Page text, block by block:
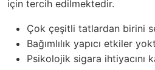
için tercih edilmektedir.
Çok çeşitli tatlardan birini
Bağımlılık yapıcı etkiler
Psikolojik sigara ihtiyacını